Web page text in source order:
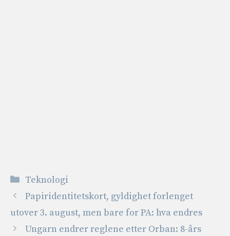
Kategorier
Teknologi
Papiridentitetskort, gyldighet forlenget
utover 3. august, men bare for PA: hva endres
Ungarn endrer reglene etter Orban: 8-års